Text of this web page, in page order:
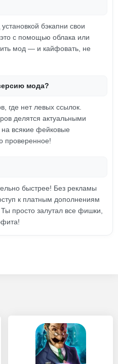
бэкапни свои
с помощью облака или
мод — и кайфовать, не
мода?
где нет левых ссылок.
делятся актуальными
всякие фейковые
проверенное!
быстрее! Без рекламы
к платным дополнениям
просто залутал все фишки,